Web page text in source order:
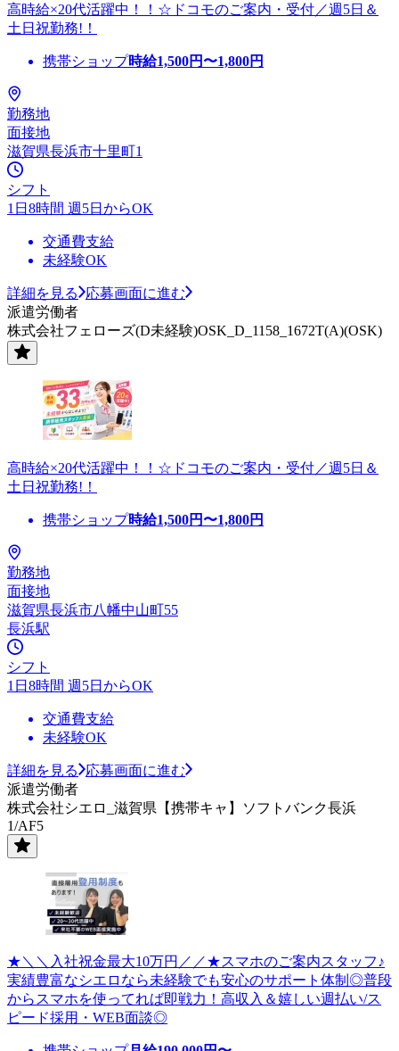
高時給×20代活躍中！！☆ドコモのご案内・受付／週5日＆
土日祝勤務!！
携帯ショップ時給1,500円〜1,800円
勤務地
面接地
滋賀県長浜市十里町1
シフト
1日8時間 週5日からOK
交通費支給
未経験OK
詳細を見る
応募画面に進む
派遣労働者
株式会社フェローズ(D未経験)OSK_D_1158_1672T(A)(OSK)
高時給×20代活躍中！！☆ドコモのご案内・受付／週5日＆
土日祝勤務!！
携帯ショップ時給1,500円〜1,800円
勤務地
面接地
滋賀県長浜市八幡中山町55
長浜駅
シフト
1日8時間 週5日からOK
交通費支給
未経験OK
詳細を見る
応募画面に進む
派遣労働者
株式会社シエロ_滋賀県【携帯キャ】ソフトバンク長浜
1/AF5
★＼＼入社祝金最大10万円／／★スマホのご案内スタッフ♪
実績豊富なシエロなら未経験でも安心のサポート体制◎普段
からスマホを使ってれば即戦力！高収入＆嬉しい週払い/ス
ピード採用・WEB面談◎